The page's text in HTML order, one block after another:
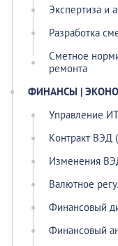
Экспертиза и
Разработка
Сметное
ремонта
ФИНАНСЫ |
Управление
Контракт ВЭД
Изменения
Валютное
Финансовый
Финансовый